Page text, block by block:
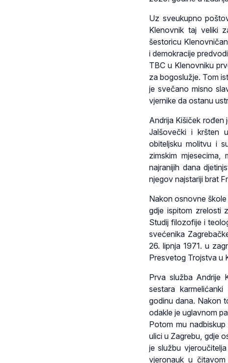
Uz sveukupno
Klenovnik taj veliki
šestoricu
i demokracije
TBC u Klenovniku
za bogoslužje. Tom
je svečano misno
vjernike da ostanu
Andrija Kišiček rođen
Jalšovečki i kršten
obiteljsku molitvu i
zimskim
najranijih dana
njegov najstariji brat
Nakon osnovne
gdje ispitom zrelosti
Studij filozofije i
svećenika
26. lipnja 1971. u
Presvetog Trojstva u
Prva služba Andrije
sestara
godinu dana. Nakon
odakle je uglavnom
Potom mu
ulici u Zagrebu, gdje
je službu
vjeronauk u